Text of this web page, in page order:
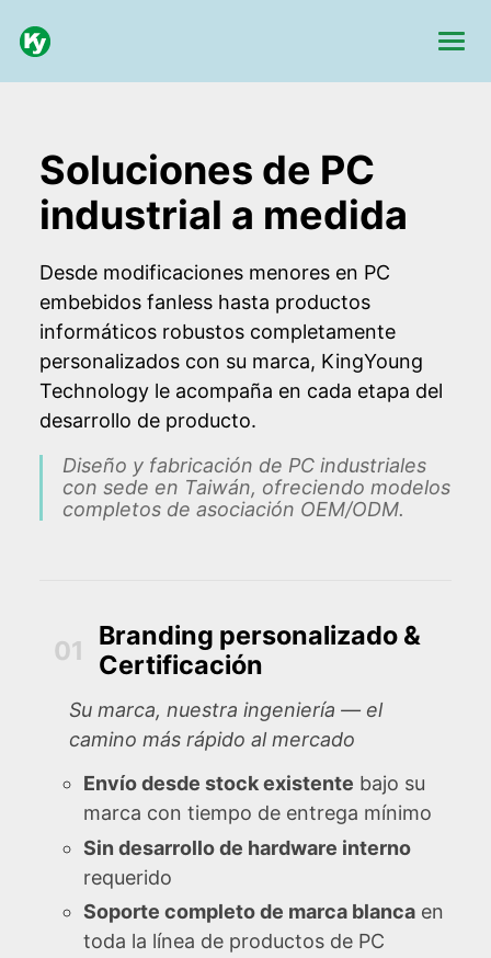
Soluciones de PC
industrial a medida
Desde modificaciones menores en PC
embebidos fanless hasta productos
informáticos robustos completamente
personalizados con su marca, KingYoung
Technology le acompaña en cada etapa del
desarrollo de producto.
Diseño y fabricación de PC industriales
con sede en Taiwán, ofreciendo modelos
completos de asociación OEM/ODM.
01
Branding personalizado &
Certificación
Su marca, nuestra ingeniería — el
camino más rápido al mercado
Envío desde stock existente bajo su
marca con tiempo de entrega mínimo
Sin desarrollo de hardware interno
requerido
Soporte completo de marca blancaen
toda la línea de productos de PC